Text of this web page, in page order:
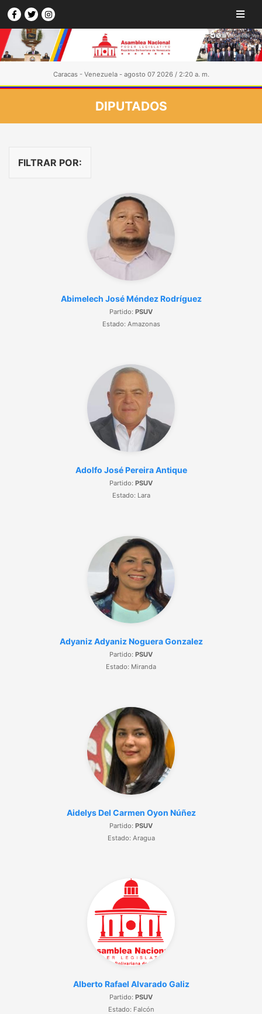
Caracas - Venezuela - agosto 07 2026 / 2:20 a. m.
DIPUTADOS
FILTRAR POR:
Abimelech José Méndez Rodríguez
Partido: PSUV
Estado: Amazonas
Adolfo José Pereira Antique
Partido: PSUV
Estado: Lara
Adyaniz Adyaniz Noguera Gonzalez
Partido: PSUV
Estado: Miranda
Aidelys Del Carmen Oyon Núñez
Partido: PSUV
Estado: Aragua
Alberto Rafael Alvarado Galiz
Partido: PSUV
Estado: Falcón